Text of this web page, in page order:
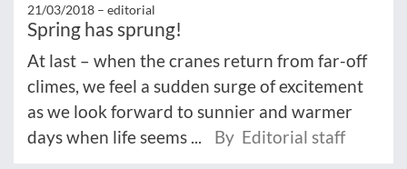
21/03/2018 – editorial
Spring has sprung!
At last – when the cranes return from far-off
climes, we feel a sudden surge of excitement
as we look forward to sunnier and warmer
days when life seems ...
By Editorial staff